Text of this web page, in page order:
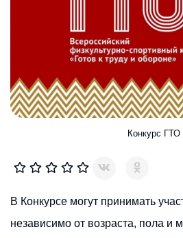
Конкурс ГТО
В Конкурсе могут принимать
независимо от возраста, пола и